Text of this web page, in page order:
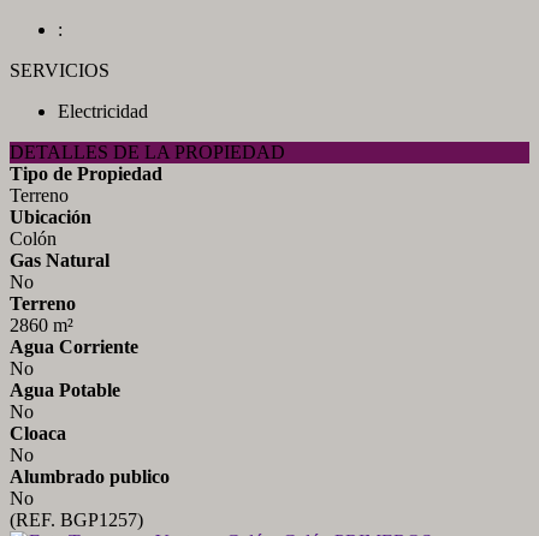
:
SERVICIOS
Electricidad
DETALLES DE LA PROPIEDAD
Tipo de Propiedad
Terreno
Ubicación
Colón
Gas Natural
No
Terreno
2860 m²
Agua Corriente
No
Agua Potable
No
Cloaca
No
Alumbrado publico
No
(REF. BGP1257)